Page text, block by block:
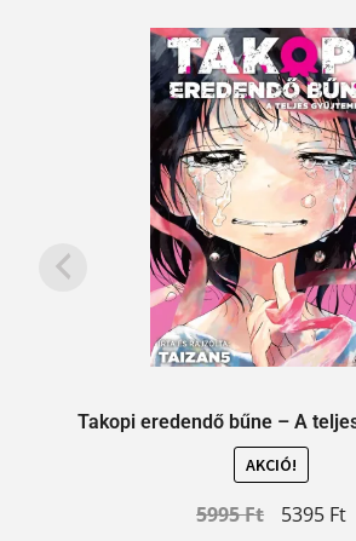
Takopi eredendő bűne – A
AKCIÓ!
5995Ft 5395 Ft